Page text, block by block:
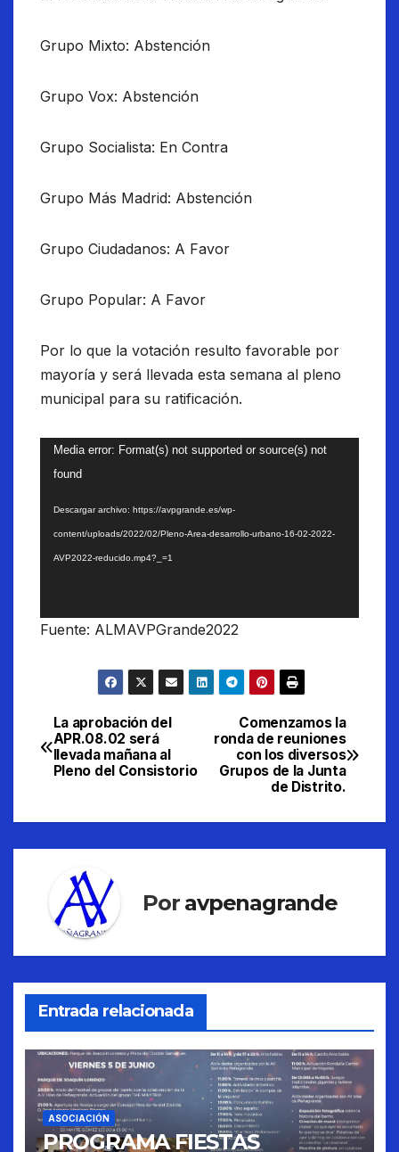
Grupo Mixto: Abstención
Grupo Vox: Abstención
Grupo Socialista: En Contra
Grupo Más Madrid: Abstención
Grupo Ciudadanos: A Favor
Grupo Popular: A Favor
Por lo que la votación resulto favorable por
mayoría y será llevada esta semana al pleno
municipal para su ratificación.
Reproductor
de
Media error: Format(s) not supported or source(s) not
found
Descargar archivo: https://avpgrande.es/wp-
content/uploads/2022/02/Pleno-Area-desarrollo-urbano-16-02-2022-
AVP2022-reducido.mp4?_=1
Fuente: ALMAVPGrande2022
Navegación
de
Comenzamos la
ronda de reuniones
con los diversos
Grupos de la Junta
de Distrito.
La aprobación del
APR.08.02 será
llevada mañana al
Pleno del Consistorio
Por avpenagrande
Entrada relacionada
ASOCIACIÓN
PROGRAMA FIESTAS